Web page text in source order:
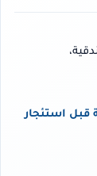
قبل استئجار